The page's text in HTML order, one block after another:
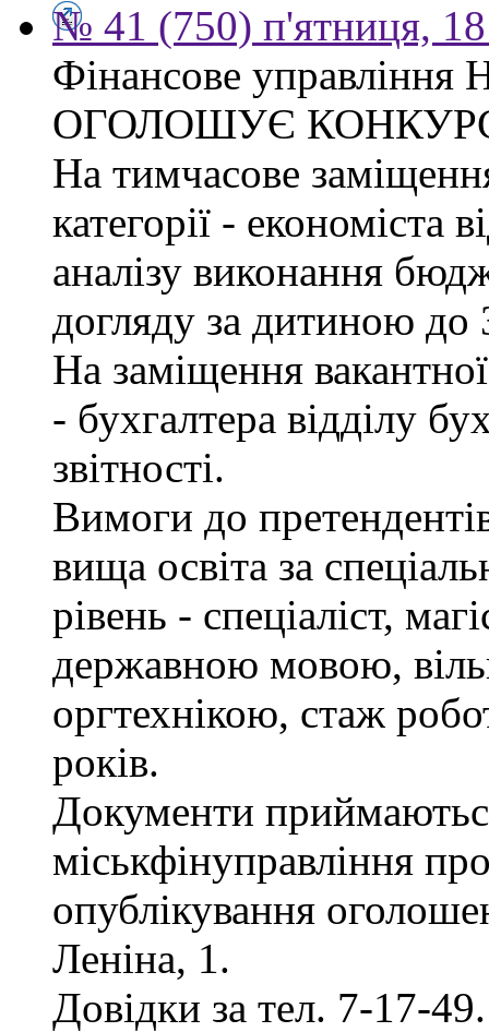
№ 41 (750) п'ятниця, 18
Фінансове управління
ОГОЛОШУЄ
На тимчасове
категорії - економіста
аналізу виконання
догляду за дитиною до
На заміщення вакантної
- бухгалтера відділу
звітності.
Вимоги до
вища освіта за
рівень - спеціаліст,
державною мовою,
оргтехнікою, стаж
років.
Документи
міськфінуправління
опублікування
Леніна, 1.
Довідки за тел. 7-17-49.